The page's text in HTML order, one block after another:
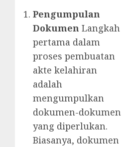
Pengumpulan
Dokumen Langkah
pertama dalam
proses pembuatan
akte kelahiran
adalah
mengumpulkan
dokumen-dokumen
yang diperlukan.
Biasanya, dokumen